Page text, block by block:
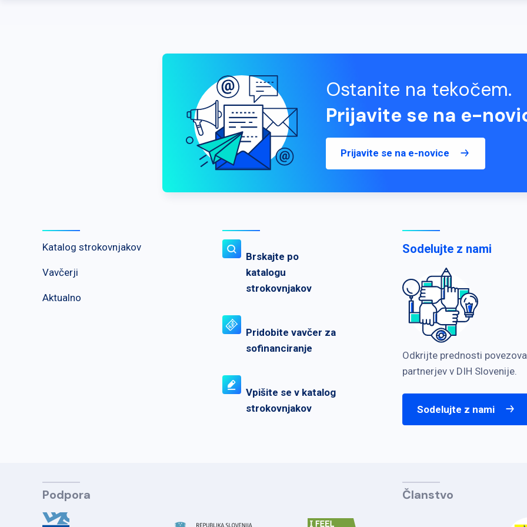
Ostanite na tekočem.
Prijavite se na e-
Prijavite se na e-novice
Katalog strokovnjakov
Vavčerji
Aktualno
Brskajte po
katalogu
strokovnjakov
Pridobite vavčer za
sofinanciranje
Vpišite se v katalog
strokovnjakov
Sodelujte z nami
Odkrijte prednosti
partnerjev v DIH Slovenije.
Sodelujte z nami
Podpora Članstvo